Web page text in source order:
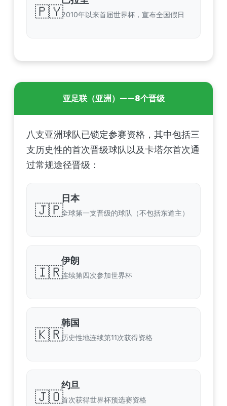
🇵🇾2010年以来首届世界杯，宣布全国假日
亚足联（亚洲）——8个晋级
八支亚洲球队已锁定参赛资格，其中包括三
支历史性的首次晋级球队以及卡塔尔首次通
过常规途径晋级：
🇯🇵
日本
全球第一支晋级的球队（不包括东道主）
🇮🇷
伊朗
连续第四次参加世界杯
🇰🇷
韩国
历史性地连续第11次获得资格
🇯🇴
约旦
首次获得世界杯预选赛资格